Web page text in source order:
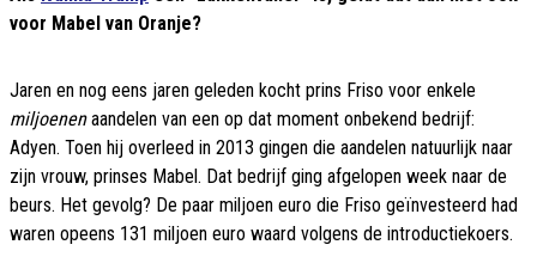
voor Mabel van Oranje?
Jaren en nog eens jaren geleden kocht prins Friso voor enkele
miljoenenaandelen van een op dat moment onbekend bedrijf:
Adyen. Toen hij overleed in 2013 gingen die aandelen natuurlijk naar
zijn vrouw, prinses Mabel. Dat bedrijf ging afgelopen week naar de
beurs. Het gevolg? De paar miljoen euro die Friso geïnvesteerd had
waren opeens 131 miljoen euro waard volgens de introductiekoers.